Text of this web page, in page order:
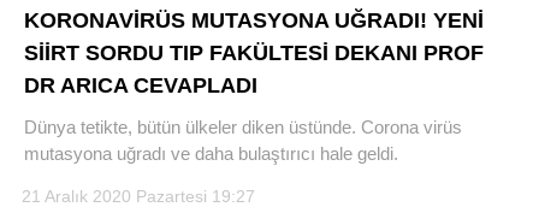
KORONAVİRÜS MUTASYONA UĞRADI! YENİ
SİİRT SORDU TIP FAKÜLTESİ DEKANI PROF
DR ARICA CEVAPLADI
Dünya tetikte, bütün ülkeler diken üstünde. Corona virüs
mutasyona uğradı ve daha bulaştırıcı hale geldi.
21 Aralık 2020 Pazartesi 19:27